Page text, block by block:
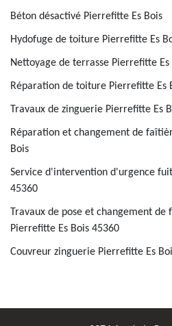
Béton désactivé Pierrefitte Es Bois
Hydofuge de toiture Pierrefitte Es
Nettoyage de terrasse Pierrefitte Es
Réparation de toiture Pierrefitte Es
Travaux de zinguerie Pierrefitte Es
Réparation et changement de
Bois
Service d'intervention d'urgence
45360
Travaux de pose et changement
Pierrefitte Es Bois 45360
Couvreur zinguerie Pierrefitte Es